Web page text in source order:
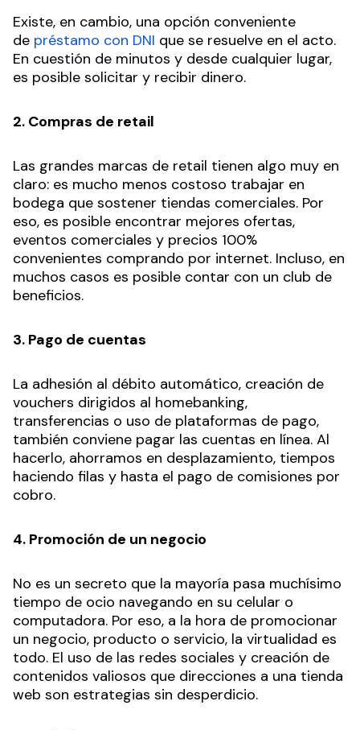
Existe, en cambio, una opción conveniente
de préstamo con DNI que se resuelve en el acto.
En cuestión de minutos y desde cualquier lugar,
es posible solicitar y recibir dinero.
2. Compras de retail
Las grandes marcas de retail tienen algo muy en
claro: es mucho menos costoso trabajar en
bodega que sostener tiendas comerciales. Por
eso, es posible encontrar mejores ofertas,
eventos comerciales y precios 100%
convenientes comprando por internet. Incluso, en
muchos casos es posible contar con un club de
beneficios.
3. Pago de cuentas
La adhesión al débito automático, creación de
vouchers dirigidos al homebanking,
transferencias o uso de plataformas de pago,
también conviene pagar las cuentas en línea. Al
hacerlo, ahorramos en desplazamiento, tiempos
haciendo filas y hasta el pago de comisiones por
cobro.
4. Promoción de un negocio
No es un secreto que la mayoría pasa muchísimo
tiempo de ocio navegando en su celular o
computadora. Por eso, a la hora de promocionar
un negocio, producto o servicio, la virtualidad es
todo. El uso de las redes sociales y creación de
contenidos valiosos que direcciones a una tienda
web son estrategias sin desperdicio.